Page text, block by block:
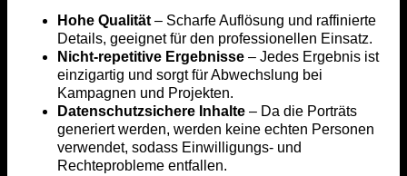
Hohe Qualität – Scharfe Auflösung und raffinierte
Details, geeignet für den professionellen Einsatz.
Nicht-repetitive Ergebnisse – Jedes Ergebnis ist
einzigartig und sorgt für Abwechslung bei
Kampagnen und Projekten.
Datenschutzsichere Inhalte – Da die Porträts
generiert werden, werden keine echten Personen
verwendet, sodass Einwilligungs- und
Rechteprobleme entfallen.